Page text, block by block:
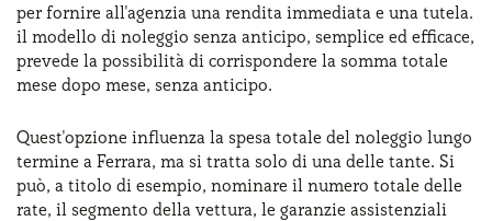
per fornire all'agenzia una rendita immediata e una tutela.
il modello di noleggio senza anticipo, semplice ed efficace,
prevede la possibilità di corrispondere la somma totale
mese dopo mese, senza anticipo.
Quest'opzione influenza la spesa totale del noleggio lungo
termine a Ferrara, ma si tratta solo di una delle tante. Si
può, a titolo di esempio, nominare il numero totale delle
rate, il segmento della vettura, le garanzie assistenziali